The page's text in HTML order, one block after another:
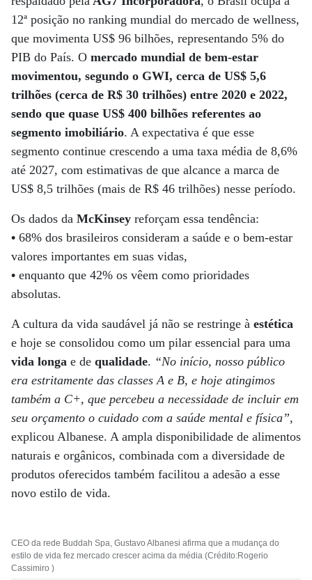
12ª posição no ranking mundial do mercado de wellness,
que movimenta US$ 96 bilhões, representando 5% do
PIB do País. O mercado mundial de bem-estar
movimentou, segundo o GWI, cerca de US$ 5,6
trilhões (cerca de R$ 30 trilhões) entre 2020 e 2022,
sendo que quase US$ 400 bilhões referentes ao
segmento imobiliário. A expectativa é que esse
segmento continue crescendo a uma taxa média de 8,6%
até 2027, com estimativas de que alcance a marca de
US$ 8,5 trilhões (mais de R$ 46 trilhões) nesse período.
Os dados da McKinsey reforçam essa tendência:
• 68% dos brasileiros consideram a saúde e o bem-estar
valores importantes em suas vidas,
• enquanto que 42% os vêem como prioridades
absolutas.
A cultura da vida saudável já não se restringe à estética
e hoje se consolidou como um pilar essencial para uma
vida longa e de qualidade. “No início, nosso público
era estritamente das classes A e B, e hoje atingimos
também a C+, que percebeu a necessidade de incluir em
seu orçamento o cuidado com a saúde mental e física”,
explicou Albanese. A ampla disponibilidade de alimentos
naturais e orgânicos, combinada com a diversidade de
produtos oferecidos também facilitou a adesão a esse
novo estilo de vida.
CEO da rede Buddah Spa, Gustavo Albanesi afirma que a mudança do
estilo de vida fez mercado crescer acima da média (Crédito:Rogerio
Cassimiro )